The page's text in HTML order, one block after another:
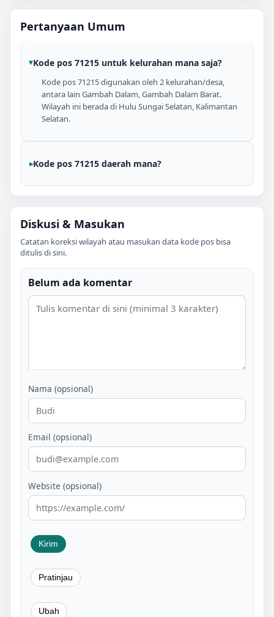
Pertanyaan Umum
Kode pos 71215 untuk kelurahan mana saja?
Kode pos 71215 digunakan oleh 2 kelurahan/desa,
antara lain Gambah Dalam, Gambah Dalam Barat.
Wilayah ini berada di Hulu Sungai Selatan, Kalimantan
Selatan.
Kode pos 71215 daerah mana?
Diskusi & Masukan
Catatan koreksi wilayah atau masukan data kode pos bisa
ditulis di sini.
Belum ada komentar
Nama (opsional)
Email (opsional)
Website (opsional)